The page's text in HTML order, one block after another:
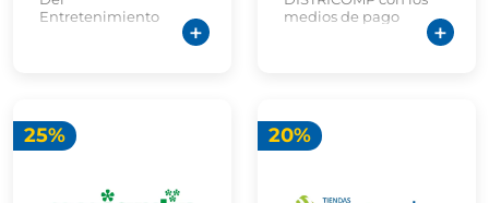
Entretenimiento
medios de pago
25% 20%